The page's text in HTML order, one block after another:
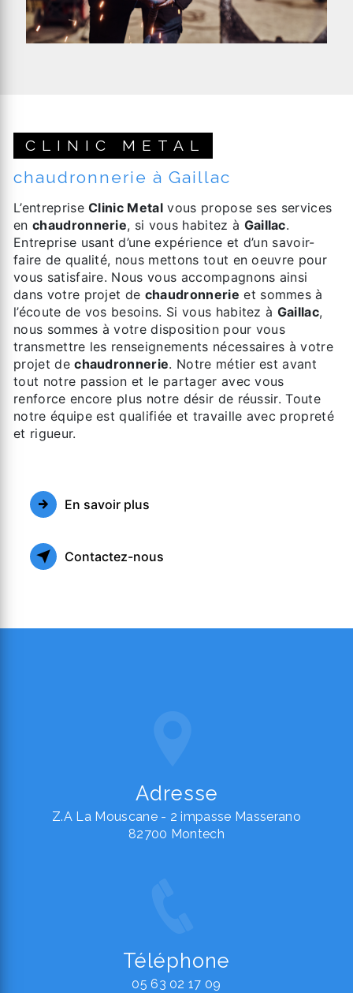
CLINIC METAL
chaudronnerie à Gaillac
L’entrepriseClinic Metal vous propose ses services
en chaudronnerie, si vous habitez à Gaillac.
Entreprise usant d’une expérience et d’un savoir-
faire de qualité, nous mettons tout en oeuvre pour
vous satisfaire. Nous vous accompagnons ainsi
dans votre projet de chaudronnerie et sommes à
l’écoute de vos besoins. Si vous habitez à Gaillac,
nous sommes à votre disposition pour vous
transmettre les renseignements nécessaires à votre
projet dechaudronnerie. Notre métier est avant
tout notre passion et le partager avec vous
renforce encore plus notre désir de réussir. Toute
notre équipe est qualifiée et travaille avec propreté
et rigueur.
En savoir plus
Contactez-nous
Adresse
Z.A La Mouscane - 2 impasse Masserano
82700 Montech
Téléphone
05 63 02 17 09